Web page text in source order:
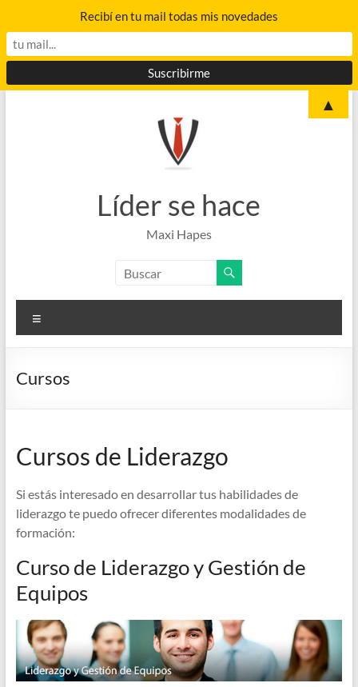
Líder se hace
Maxi Hapes
Cursos
Cursos de Liderazgo
Si estás interesado en desarrollar tus habilidades de
liderazgo te puedo ofrecer diferentes modalidades de
formación:
Curso de Liderazgo y Gestión de
Equipos
Recibí en tu mail todas mis novedades
▲